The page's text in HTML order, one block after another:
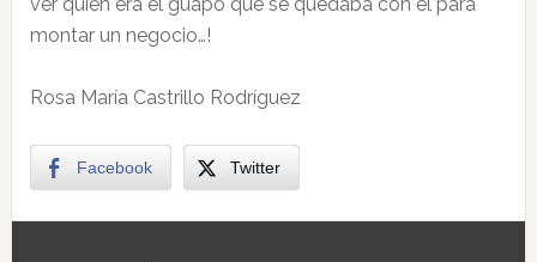
montar un negocio…!
Rosa María Castrillo Rodríguez
Facebook Twitter